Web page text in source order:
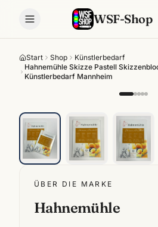
WSF-Shop
Start Shop
Künstlerbedarf
Hahnemühle Skizze Pastell
Künstlerbedarf Mannheim
ÜBER DIE MARKE
Hahnemühle